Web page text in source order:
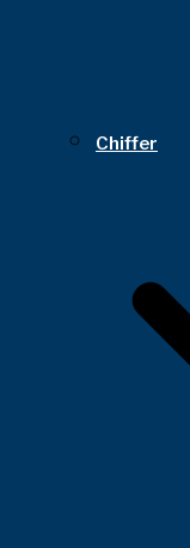
Chiffer